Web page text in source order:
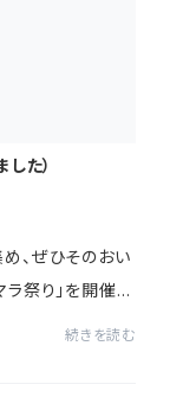
た）
、ぜひそのおい
ラ祭り」を開催し
続きを読む